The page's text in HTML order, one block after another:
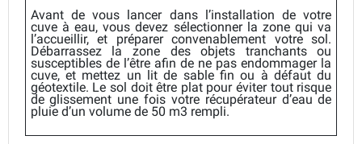
Avant de vous lancer dans l’installation de votre
cuve à eau, vous devez sélectionner la zone qui va
l’accueillir, et préparer convenablement votre sol.
Débarrassez la zone des objets tranchants ou
susceptibles de l’être afin de ne pas endommager la
cuve, et mettez un lit de sable fin ou à défaut du
géotextile. Le sol doit être plat pour éviter tout risque
de glissement une fois votre récupérateur d’eau de
pluie d’un volume de 50 m3 rempli.